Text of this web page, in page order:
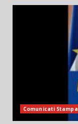
Comunicati Stampa